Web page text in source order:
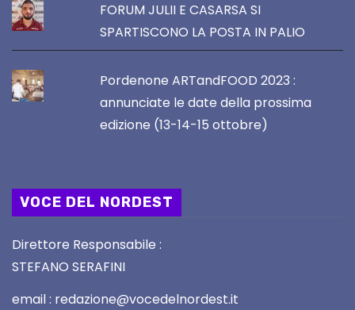
FORUM JULII E CASARSA SI
SPARTISCONO LA POSTA IN PALIO
Pordenone ARTandFOOD 2023 :
annunciate le date della prossima
edizione (13-14-15 ottobre)
VOCE DEL NORDEST
Direttore Responsabile :
STEFANO SERAFINI
email : redazione@vocedelnordest.it